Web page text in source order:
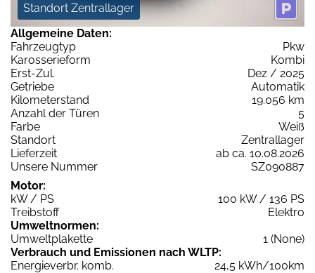
Standort Zentrallager
Allgemeine Daten:
Fahrzeugtyp
Pkw
Karosserieform
Kombi
Erst-Zul.
Dez / 2025
Getriebe
Automatik
Kilometerstand
19.056 km
Anzahl der Türen
5
Farbe
Weiß
Standort
Zentrallager
Lieferzeit
ab ca. 10.08.2026
Unsere Nummer
SZ090887
Motor:
kW / PS
100 kW / 136 PS
Treibstoff
Elektro
Umweltnormen:
Umweltplakette
1 (None)
Verbrauch und Emissionen nach WLTP:
Energieverbr. komb.
24,5 kWh/100km